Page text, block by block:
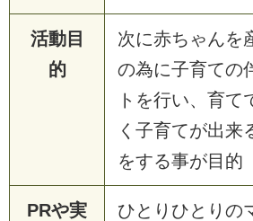
活動目
的
次に赤ちゃんを
の為に子育ての
トを行い、育て
く子育てが出来
をする事が目的
PRや実
ひとりひとりの